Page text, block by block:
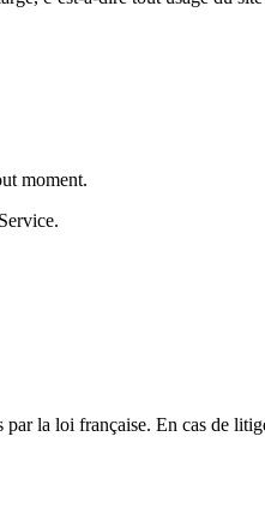
moment.
la loi française. En cas de